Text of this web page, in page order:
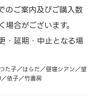
のご案内及びご購入数
合がございます。
・延期・中止となる場
た子／はらだ／昼寝シアン／望
依子／竹書房